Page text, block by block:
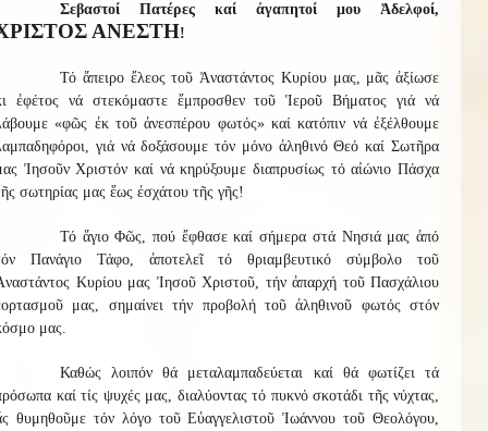
Σεβαστοί Πατέρες καί ἀγαπητοί μου Ἀδελφοί,
ΑΝΕΣΤΗ!
Τό ἄπειρο ἔλεος τοῦ Ἀναστάντος Κυρίου μας, μᾶς ἀξίωσε
ἐφέτος νά στεκόμαστε ἔμπροσθεν τοῦ Ἱεροῦ Βήματος γιά νά
«φῶς ἐκ τοῦ ἀνεσπέρου φωτός» καί κατόπιν νά ἐξέλθουμε
γιά νά δοξάσουμε τόν μόνο ἀληθινό Θεό καί Σωτῆρα
Ἰησοῦν Χριστόν καί νά κηρύξουμε διαπρυσίως τό αἰώνιο Πάσχα
σωτηρίας μας ἕως ἐσχάτου τῆς γῆς!
Τό ἅγιο Φῶς, πού ἔφθασε καί σήμερα στά Νησιά μας ἀπό
Πανάγιο Τάφο, ἀποτελεῖ τό θριαμβευτικό σύμβολο τοῦ
Κυρίου μας Ἰησοῦ Χριστοῦ, τήν ἀπαρχή τοῦ Πασχάλιου
μας, σημαίνει τήν προβολή τοῦ ἀληθινοῦ φωτός στόν
μας.
Καθώς λοιπόν θά μεταλαμπαδεύεται καί θά φωτίζει τά
καί τίς ψυχές μας, διαλύοντας τό πυκνό σκοτάδι τῆς νύχτας,
θυμηθοῦμε τόν λόγο τοῦ Εὐαγγελιστοῦ Ἰωάννου τοῦ Θεολόγου,